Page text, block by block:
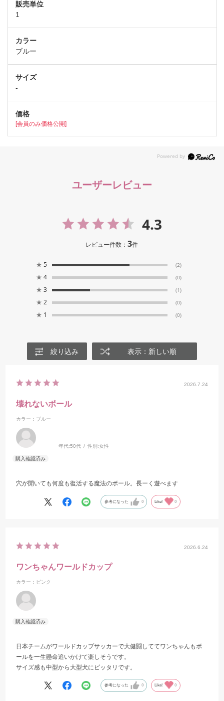
1
ブルー
-
[会員のみ価格公開]
ユーザーレビュー
4.3
レビュー件数：3件
★ 5 (2)
★ 4 (0)
★ 3 (1)
★ 2 (0)
★ 1 (0)
絞り込み 表示：新しい順
2026.7.24
壊れないボール
カラー：ブルー
年代:50代 性別:女性
穴が開いても何度も復活する魔法のボール。長ーく遊べます
参考になった 0 Like! 0
2026.6.24
ワンちゃんワールドカップ
カラー：ピンク
日本チームがワールドカップサッカーで大健闘しててワンちゃんもボ
ールを一生懸命追いかけて楽しそうです。
サイズ感も中型から大型犬にピッタリです。
参考になった 0 Like! 0